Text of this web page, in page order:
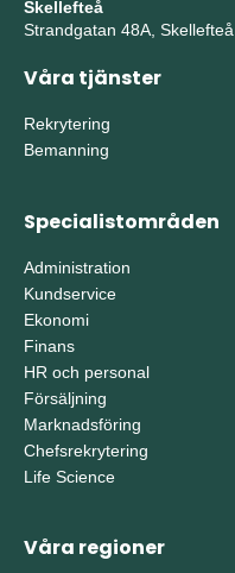
Skellefteå
Strandgatan 48A, Skellefteå
Våra tjänster
Rekrytering
Bemanning
Specialistområden
Administration
Kundservice
Ekonomi
Finans
HR och personal
Försäljning
Marknadsföring
Chefsrekrytering
Life Science
Våra regioner